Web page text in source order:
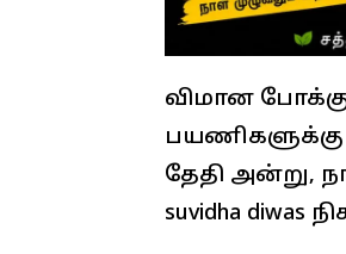
விமான
தேதி அன்று,
suvidha